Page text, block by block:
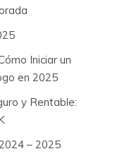
Iniciar un
en 2025
y Rentable:
– 2025